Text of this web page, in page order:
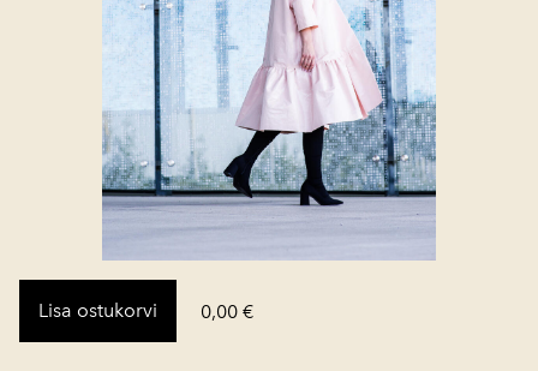
Lisa ostukorvi 0,00 €